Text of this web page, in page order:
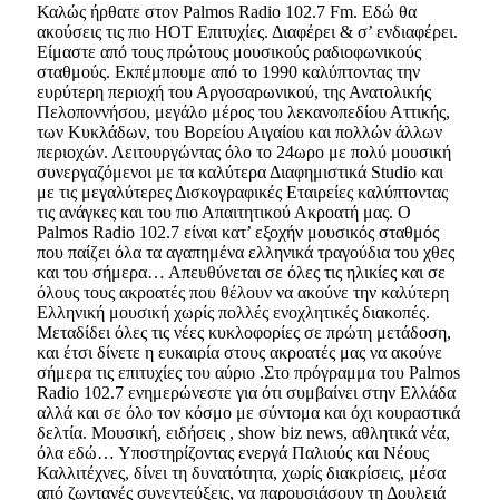
Καλώς ήρθατε στον Palmos Radio 102.7 Fm. Εδώ θα
ακούσεις τις πιο HOT Επιτυχίες. Διαφέρει & σ’ ενδιαφέρει.
Είμαστε από τους πρώτους μουσικούς ραδιοφωνικούς
σταθμούς. Εκπέμπουμε από το 1990 καλύπτοντας την
ευρύτερη περιοχή του Αργοσαρωνικού, της Ανατολικής
Πελοποννήσου, μεγάλο μέρος του λεκανοπεδίου Αττικής,
των Κυκλάδων, του Βορείου Αιγαίου και πολλών άλλων
περιοχών. Λειτουργώντας όλο το 24ωρο με πολύ μουσική
συνεργαζόμενοι με τα καλύτερα Διαφημιστικά Studio και
με τις μεγαλύτερες Δισκογραφικές Εταιρείες καλύπτοντας
τις ανάγκες και του πιο Απαιτητικού Ακροατή μας. Ο
Palmos Radio 102.7 είναι κατ’ εξοχήν μουσικός σταθμός
που παίζει όλα τα αγαπημένα ελληνικά τραγούδια του χθες
και του σήμερα… Απευθύνεται σε όλες τις ηλικίες και σε
όλους τους ακροατές που θέλουν να ακούνε την καλύτερη
Ελληνική μουσική χωρίς πολλές ενοχλητικές διακοπές.
Μεταδίδει όλες τις νέες κυκλοφορίες σε πρώτη μετάδοση,
και έτσι δίνετε η ευκαιρία στους ακροατές μας να ακούνε
σήμερα τις επιτυχίες του αύριο .Στο πρόγραμμα του Palmos
Radio 102.7 ενημερώνεστε για ότι συμβαίνει στην Ελλάδα
αλλά και σε όλο τον κόσμο με σύντομα και όχι κουραστικά
δελτία. Μουσική, ειδήσεις , show biz news, αθλητικά νέα,
όλα εδώ… Υποστηρίζοντας ενεργά Παλιούς και Νέους
Καλλιτέχνες, δίνει τη δυνατότητα, χωρίς διακρίσεις, μέσα
από ζωντανές συνεντεύξεις, να παρουσιάσουν τη Δουλειά